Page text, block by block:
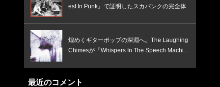
est In Punk』で証明したスカパンクの完全体
煌めくギターポップの深淵へ。The Laughing
Chimesが『Whispers In The Speech Machin
最近のコメント